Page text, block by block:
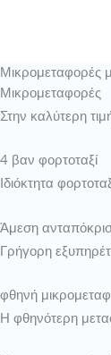
Μικρομεταφορές
Μικρομεταφορές
Στην καλύτερη
4 βαν φορτοταξί
Ιδιόκτητα
Άμεση
Γρήγορη
φθηνή
Η φθηνότερη